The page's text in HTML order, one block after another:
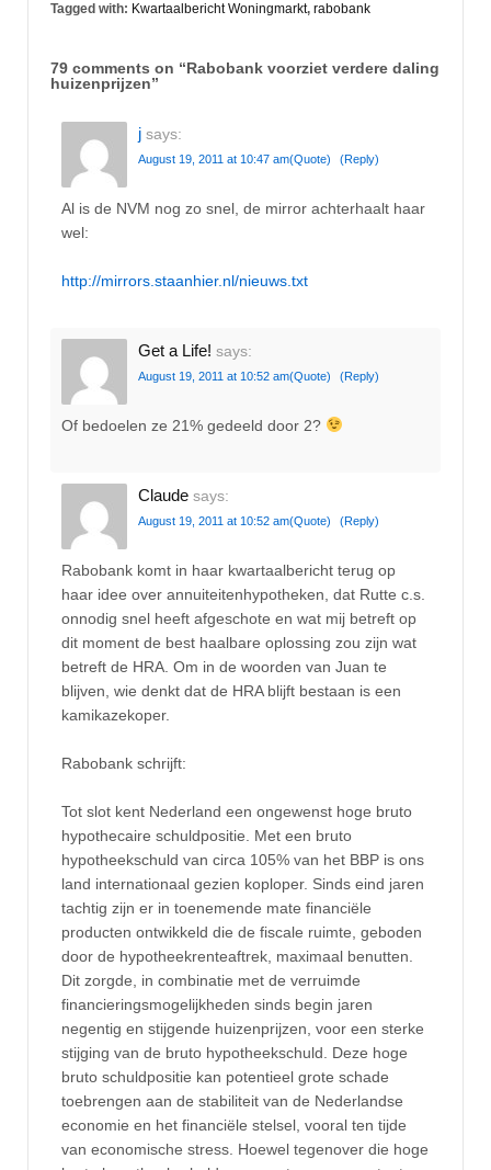
Tagged with: Kwartaalbericht Woningmarkt, rabobank
79 comments on “Rabobank voorziet verdere daling
huizenprijzen”
j says:
August 19, 2011 at 10:47 am(Quote) (Reply)
Al is de NVM nog zo snel, de mirror achterhaalt haar
wel:
http://mirrors.staanhier.nl/nieuws.txt
Get a Life! says:
August 19, 2011 at 10:52 am(Quote) (Reply)
Of bedoelen ze 21% gedeeld door 2?
Claude says:
August 19, 2011 at 10:52 am(Quote) (Reply)
Rabobank komt in haar kwartaalbericht terug op
haar idee over annuiteitenhypotheken, dat Rutte c.s.
onnodig snel heeft afgeschote en wat mij betreft op
dit moment de best haalbare oplossing zou zijn wat
betreft de HRA. Om in de woorden van Juan te
blijven, wie denkt dat de HRA blijft bestaan is een
kamikazekoper.
Rabobank schrijft:
Tot slot kent Nederland een ongewenst hoge bruto
hypothecaire schuldpositie. Met een bruto
hypotheekschuld van circa 105% van het BBP is ons
land internationaal gezien koploper. Sinds eind jaren
tachtig zijn er in toenemende mate financiële
producten ontwikkeld die de fiscale ruimte, geboden
door de hypotheekrenteaftrek, maximaal benutten.
Dit zorgde, in combinatie met de verruimde
financieringsmogelijkheden sinds begin jaren
negentig en stijgende huizenprijzen, voor een sterke
stijging van de bruto hypotheekschuld. Deze hoge
bruto schuldpositie kan potentieel grote schade
toebrengen aan de stabiliteit van de Nederlandse
economie en het financiële stelsel, vooral ten tijde
van economische stress. Hoewel tegenover die hoge